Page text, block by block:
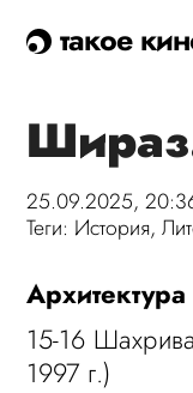
такое
25.09.2025,
Теги: История,
15-16
1997 г.)